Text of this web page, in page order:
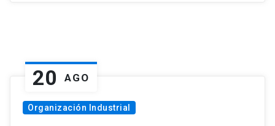
20 AGO
Organización Industrial